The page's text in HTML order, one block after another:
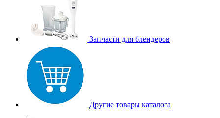
Запчасти для блендеров
Другие товары каталога